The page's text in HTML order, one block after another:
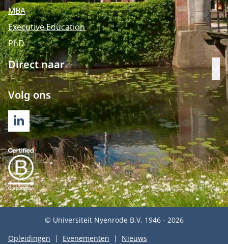
MBA
Executive Education
PhD
Direct naar
Volg ons
LINKEDIN
© Universiteit Nyenrode B.V. 1946 - 2026
Opleidingen
Evenementen
Nieuws